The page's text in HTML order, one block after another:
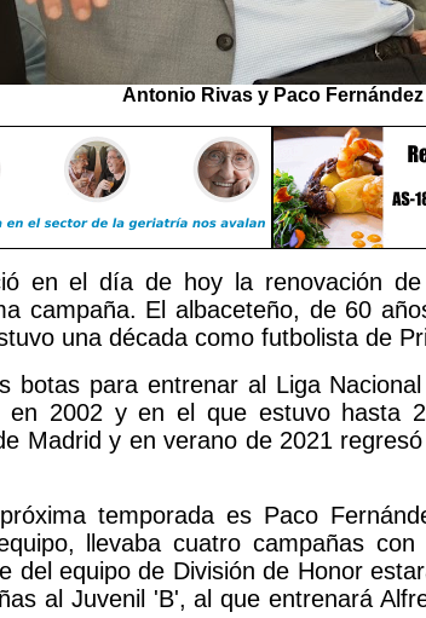
Antonio Rivas y Paco Fernández
en el día de hoy la renovación
campaña. El albaceteño, de 60
una década como futbolista de
botas para entrenar al Liga
en 2002 y en el que estuvo hasta
Madrid y en verano de 2021
temporada es Paco
llevaba cuatro campañas
del equipo de División de Honor
al Juvenil 'B', al que entrenará